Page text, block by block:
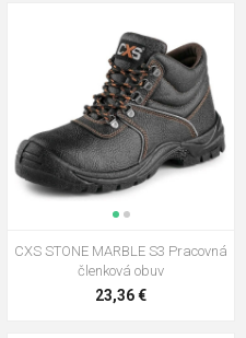
CXS STONE MARBLE S3 Pracovná
členková obuv
23,36 €